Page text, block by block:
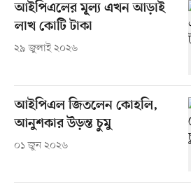
আইপিএলের মূল্য এখন আড়াই
লাখ কোটি টাকা
২৯ জুলাই ২০২৬
আইপিএল জিতলেন কোহলি,
আনুশকার উড়ন্ত চুমু
০১ জুন ২০২৬